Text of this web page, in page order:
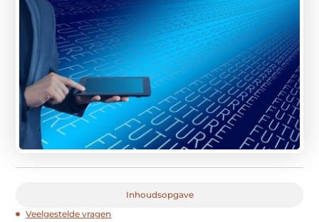
Inhoudsopgave
Veelgestelde vragen